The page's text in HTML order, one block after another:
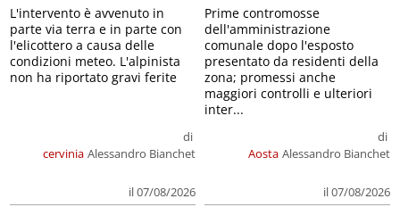
cervinia
di
Alessandro Bianchet
il 07/08/2026
L'intervento è avvenuto in
parte via terra e in parte con
l'elicottero a causa delle
condizioni meteo. L'alpinista
non ha riportato gravi ferite
Aosta
di
Alessandro Bianchet
il 07/08/2026
Prime contromosse
dell'amministrazione
comunale dopo l'esposto
presentato da residenti della
zona; promessi anche
maggiori controlli e ulteriori
inter...